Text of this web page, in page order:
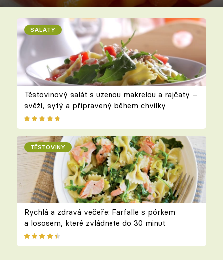
SALÁTY
Těstovinový salát s uzenou makrelou a rajčaty –
svěží, sytý a připravený během chvilky
TĚSTOVINY
Rychlá a zdravá večeře: Farfalle s pórkem
a lososem, které zvládnete do 30 minut